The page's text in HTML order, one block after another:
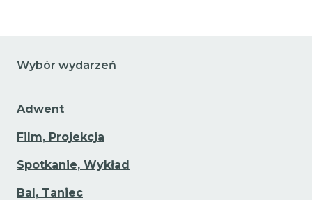
Wybór wydarzeń
Adwent
Film, Projekcja
Spotkanie, Wykład
Bal, Taniec